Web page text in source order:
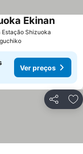
Shizuoka
Ekinan
Ver preços
Partilhar